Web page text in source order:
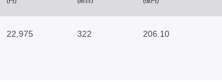
22,975 322 206.10